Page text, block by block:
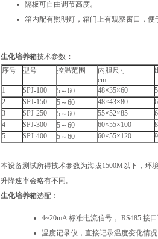
隔板可自由调节高度。
箱内配有照明灯，箱门上有观察窗口，便
生化培养箱技术参数 ：
序号
型号 控温范围
内胆尺寸
cm
1 SPJ-100 5～60 48×35×60
2
SPJ-150 5～60 48×43×80
3
SPJ-250 5～60 55×52×85
4
SPJ-300 5～60 60×55×100
5
SPJ-400 5～60 60×55×120
本设备测试所得技术参数为海拔1500M以下，环
升降速率会略有不同。
生化培养箱选配：
4~20mA 标准电流信号， RS485 接
温度记录仪，直接记录温度变化情